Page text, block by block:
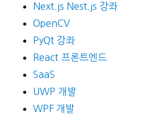
Next.js Nest.js 강좌
OpenCV
PyQt 강좌
React 프론트엔드
SaaS
UWP 개발
WPF 개발